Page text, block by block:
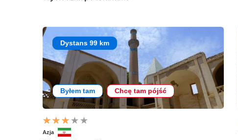
Dystans 99 km
Byłem tam Chcę tam pójść
Azja